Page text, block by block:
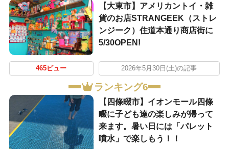
【大東市】アメリカントイ・雑
貨のお店STRANGEEK（ストレ
ンジーク）住道本通り商店街に
5/30OPEN!
465ビュー 2026年5月30日(土)の記事
ランキング6
【四條畷市】イオンモール四條
畷に子ども達の楽しみが帰って
来ます。暑い日には「パレット
噴水」で楽しもう！！